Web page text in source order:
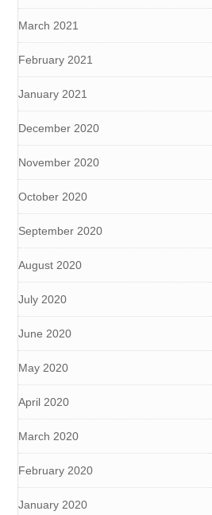
March 2021
February 2021
January 2021
December 2020
November 2020
October 2020
September 2020
August 2020
July 2020
June 2020
May 2020
April 2020
March 2020
February 2020
January 2020